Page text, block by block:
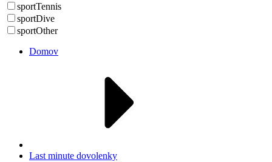
sportTennis
sportDive
sportOther
Domov
Last minute dovolenky